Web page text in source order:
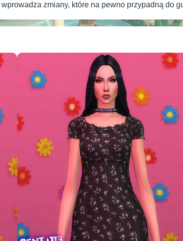
zmiany, które na pewno przypadną do